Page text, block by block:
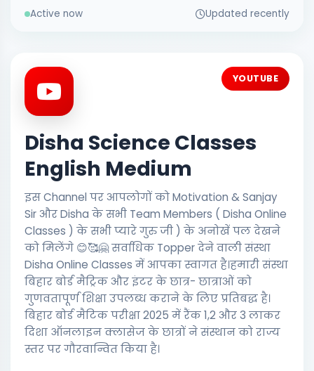
Active now Updated recently
YOUTUBE
Disha Science Classes
English Medium
इस Channel पर आपलोगों को Motivation & Sanjay
Sir और Disha के सभी Team Members ( Disha Online
Classes ) के सभी प्यारे गुरु जी ) के अनोखें पल देखने
को मिलेंगे 😊🥰🤗 सर्वाधिक Topper देने वाली संस्था
Disha Online Classes में आपका स्वागत है।हमारी संस्था
बिहार बोर्ड मैट्रिक और इंटर के छात्र- छात्राओं को
गुणवतापूर्ण शिक्षा उपलब्ध कराने के लिए प्रतिबद्ध है।
बिहार बोर्ड मैटिक परीक्षा 2025 में रैंक 1,2 और 3 लाकर
दिशा ऑनलाइन क्लासेज के छात्रों ने संस्थान को राज्य
स्तर पर गौरवान्वित किया है।